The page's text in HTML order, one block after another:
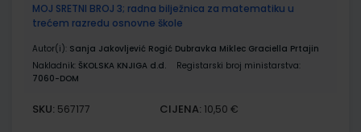
MOJ SRETNI BROJ 3; radna bilježnica za matematiku u
trećem razredu osnovne škole
Autor(i): Sanja Jakovljević Rogić Dubravka Miklec Graciella Prtajin
Nakladnik: ŠKOLSKA KNJIGA d.d.
Registarski broj ministarstva:
7060-DOM
SKU: 567177 CIJENA: 10,50 €